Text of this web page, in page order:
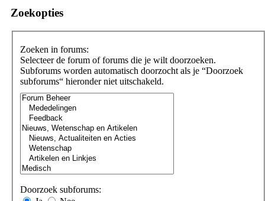
Zoekopties
Zoeken in forums:
Selecteer de forum of forums die je wilt doorzoeken.
Subforums worden automatisch doorzocht als je “Doorzoek
subforums“ hieronder niet uitschakeld.
Doorzoek subforums: